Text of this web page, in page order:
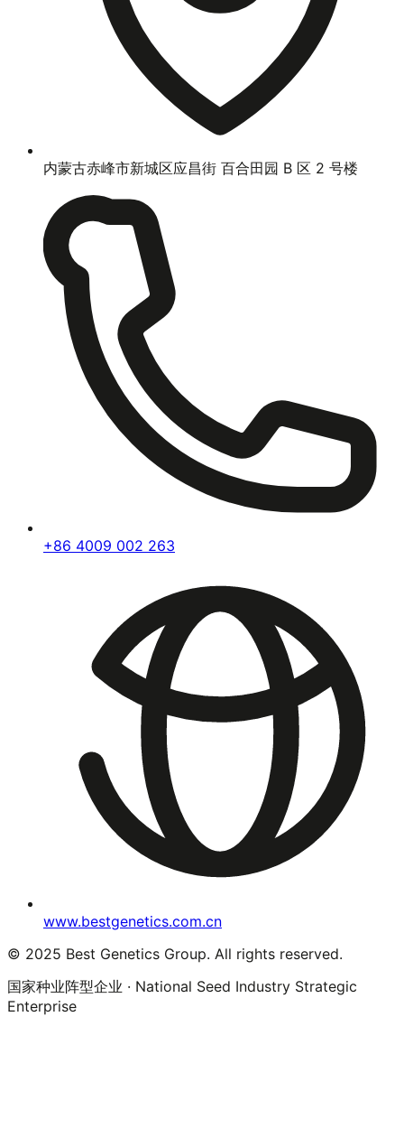
内蒙古赤峰市新城区应昌街 百合田园 B 区 2 号楼
+86 4009 002 263
www.bestgenetics.com.cn
© 2025 Best Genetics Group. All rights reserved.
国家种业阵型企业 · National Seed Industry Strategic
Enterprise